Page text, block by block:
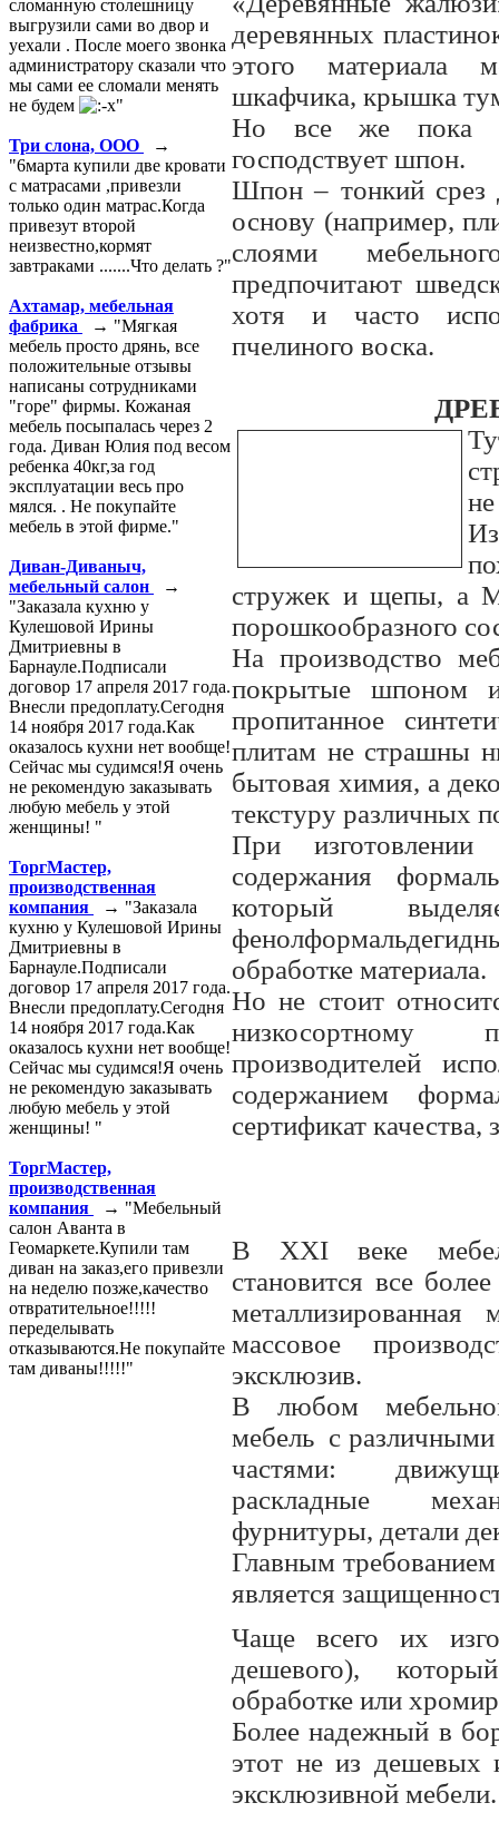
сломанную столешницу
выгрузили сами во двор и
уехали . После моего звонка
администратору сказали что
мы сами ее сломали менять
не будем
"
Три слона, ООО
→
"6марта купили две кровати
с матрасами ,привезли
только один матрас.Когда
привезут второй
неизвестно,кормят
завтраками .......Что делать ?"
Ахтамар, мебельная
фабрика
→ "Мягкая
мебель просто дрянь, все
положительные отзывы
написаны сотрудниками
"горе" фирмы. Кожаная
мебель посыпалась через 2
года. Диван Юлия под весом
ребенка 40кг,за год
эксплуатации весь про
мялся. . Не покупайте
мебель в этой фирме."
Диван-Диваныч,
мебельный салон
→
"Заказала кухню у
Кулешовой Ирины
Дмитриевны в
Барнауле.Подписали
договор 17 апреля 2017 года.
Внесли предоплату.Сегодня
14 ноября 2017 года.Как
оказалось кухни нет вообще!
Сейчас мы судимся!Я очень
не рекомендую заказывать
любую мебель у этой
женщины! "
ТоргМастер,
производственная
компания
→ "Заказала
кухню у Кулешовой Ирины
Дмитриевны в
Барнауле.Подписали
договор 17 апреля 2017 года.
Внесли предоплату.Сегодня
14 ноября 2017 года.Как
оказалось кухни нет вообще!
Сейчас мы судимся!Я очень
не рекомендую заказывать
любую мебель у этой
женщины! "
ТоргМастер,
производственная
компания
→ "Мебельный
салон Аванта в
Геомаркете.Купили там
диван на заказ,его привезли
на неделю позже,качество
отвратительное!!!!!
переделывать
отказываются.Не покупайте
там диваны!!!!!"
деревянных
этого материала
шкафчика, крышка
Но все же пока в
господствует шпон.
Шпон – тонкий срез
основу (например,
слоями
предпочитают
хотя и часто
пчелиного воска.
стружек и щепы, а
порошкообразного
На производство
покрытые шпоном
пропитанное
плитам не страшны
бытовая химия, а
текстуру различных
При изготовлении
содержания
который
обработке материала.
Но не стоит
низкосортному
производителей
содержанием
сертификат качества,
В ХХI веке
становится все
массовое
эксклюзив.
В любом
мебель с
частями:
раскладные
фурнитуры, детали
Главным
является
Чаще всего их
дешевого),
обработке или
Более надежный в
этот не из дешевых
эксклюзивной мебели.